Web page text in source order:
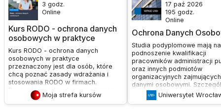
Kurs RODO - ochrona danych
osobowych w praktyce
3 godz.
Online
Kurs RODO - ochrona danych
osobowych w praktyce
przeznaczony jest dla osób, które
chcą poznać zasady wdrażania i
stosowania RODO w firmach.
Dowiesz się, jakie dane są chronione,
kto jest odpowiedzialny za ich
ochronę, oraz jakie procedury i
Moja strefa kursów
Ochrona Danych
17 paź 2026
195 godz.
Online
Studia podyplomowe mają
podnoszenie kwalifikacji
pracowników administracji
oraz innych podmiotów
organizacyjnych
danymi osobowymi.
skierowane są do osób
lub przygotowujących się do
Uniwersytet